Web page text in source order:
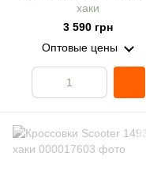
хаки
3 590 грн
Оптовые цены